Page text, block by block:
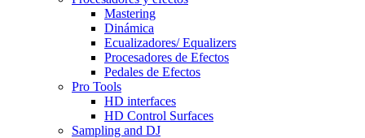
Mastering
Dinámica
Ecualizadores/ Equalizers
Procesadores de Efectos
Pedales de Efectos
Pro Tools
HD interfaces
HD Control Surfaces
Sampling and DJ